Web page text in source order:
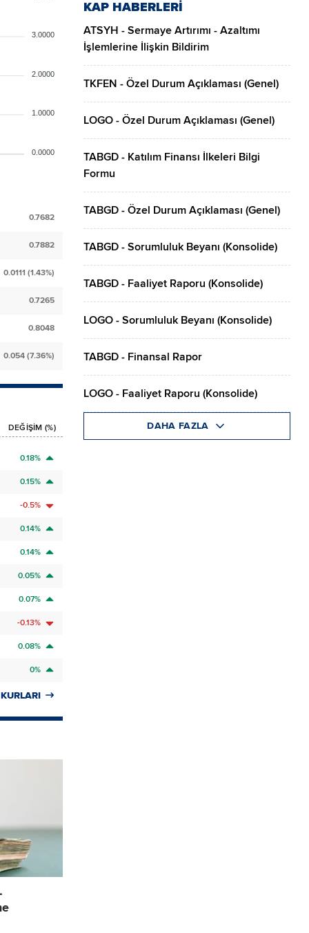
3.0000
2.0000
1.0000
0.0000
0.7682
0.7882
0.0111 (1.43%)
0.7265
0.8048
0.054 (7.36%)
DEĞİŞİM (%)
0.18%
0.15%
-0.5%
0.14%
0.14%
0.05%
0.07%
-0.13%
0.08%
0%
KAP HABERLERİ
ATSYH - Sermaye Artırımı - Azaltımı
İşlemlerine İlişkin Bildirim
TKFEN - Özel Durum Açıklaması (Genel)
LOGO - Özel Durum Açıklaması (Genel)
TABGD - Katılım Finansı İlkeleri Bilgi
Formu
TABGD - Özel Durum Açıklaması (Genel)
TABGD - Sorumluluk Beyanı (Konsolide)
TABGD - Faaliyet Raporu (Konsolide)
LOGO - Sorumluluk Beyanı (Konsolide)
TABGD - Finansal Rapor
LOGO - Faaliyet Raporu (Konsolide)
DAHA FAZLA